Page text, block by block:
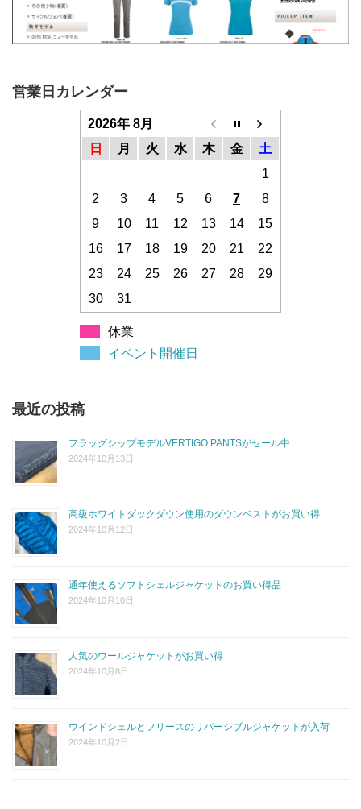
営業日カレンダー
2026年 8月
日
月 火 水 木 金
土
1
2
3 4 5 6 7
8
9
10 11 12 13 14
15
16
17 18 19 20 21
22
23
24 25 26 27 28
29
30
31
休業
イベント開催日
最近の投稿
フラッグシップモデルVERTIGO PANTSがセール中
2024年10月13日
高級ホワイトダックダウン使用のダウンベストがお買い得
2024年10月12日
通年使えるソフトシェルジャケットのお買い得品
2024年10月10日
人気のウールジャケットがお買い得
2024年10月8日
ウインドシェルとフリースのリバーシブルジャケットが入荷
2024年10月2日